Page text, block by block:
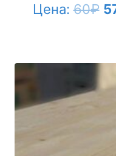
Цена:60₽